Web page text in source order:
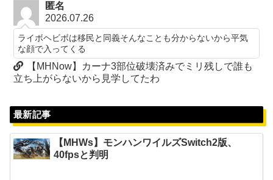
匿名
2026.07.26
ライボヘビボは移民と同義そんなことも分からないから平気
な顔で入ってくる
【MHNow】カーナ3部位破壊済みでミリ残しで誰も
立ち上がらないから見学してたわ
最新記事
【MHWs】モンハンワイルズSwitch2版、
40fpsと判明